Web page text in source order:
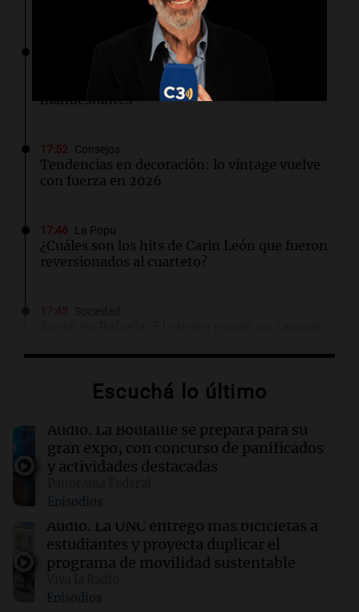
Tensión frente al Congreso: la Policía
reprimió con gases y camiones hidrantes a
manifestantes
17:52 Consejos
Tendencias en decoración: lo vintage vuelve
con fuerza en 2026
17:46 La Popu
¿Cuáles son los hits de Carin León que fueron
reversionados al cuarteto?
Sociedad
salud pudo haberse salvado
17:31 Mundo
de Trump afectan negociaciones comerciales
Nanoreactor inspirado en células transforma
Escuchá lo último
Audio. La Boulaille se prepara para su
gran expo, con concurso de panificados
y actividades destacadas
Episodios
Audio. La UNC entregó más bicicletas a
estudiantes y proyecta duplicar el
programa de movilidad sustentable
Episodios